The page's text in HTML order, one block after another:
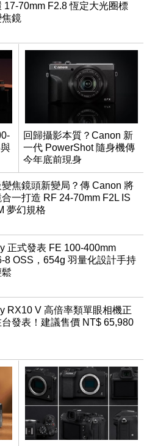
17-70mm F2.8 恆定大光圈標
鏡
回歸攝影本質？Canon 新
一代 PowerShot 隨身機傳
今年底前現身
變焦鏡頭新變局？傳 Canon 將
一打造 RF 24-70mm F2L IS
夢幻規格
正式發表 FE 100-400mm
8 OSS，654g 羽量化設計手持
RX10 V 高倍率類單眼相機正
台發表！建議售價 NT$ 65,980